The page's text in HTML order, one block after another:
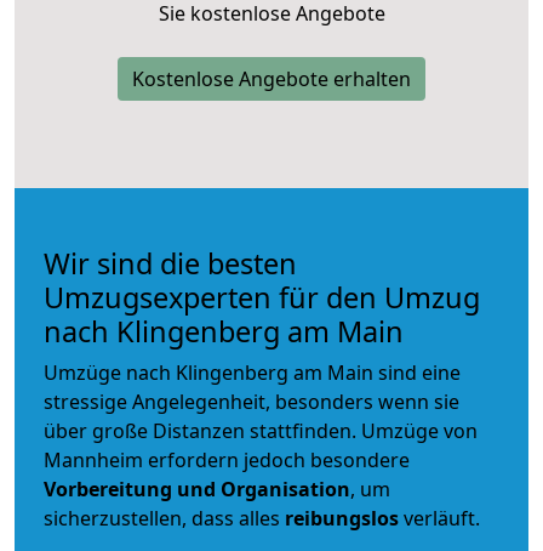
Sie kostenlose Angebote
Kostenlose Angebote erhalten
Wir sind die besten
Umzugsexperten für den Umzug
nach Klingenberg am Main
Umzüge nach Klingenberg am Main sind eine
stressige Angelegenheit, besonders wenn sie
über große Distanzen stattfinden. Umzüge von
Mannheim erfordern jedoch besondere
Vorbereitung und Organisation, um
sicherzustellen, dass alles reibungslosverläuft.